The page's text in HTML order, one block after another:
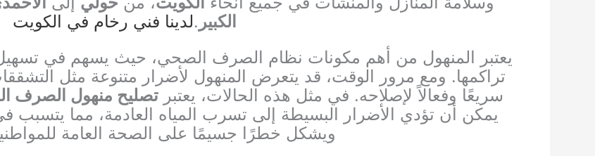
الكبير .لدينا فني رخام في الكويت
يعتبر المنهول من أهم مكونات نظام الصرف الصحي، حيث يسهم في تسهيل
تراكمها. ومع مرور الوقت، قد يتعرض المنهول لأضرار متنوعة مثل
سريعًا وفعالاً لإصلاحه. في مثل هذه الحالات، يعتبر تصليح منهول الصرف
يمكن أن تؤدي الأضرار البسيطة إلى تسرب المياه العادمة، مما يتسبب في
ويشكل خطرًا جسيمًا على الصحة العامة